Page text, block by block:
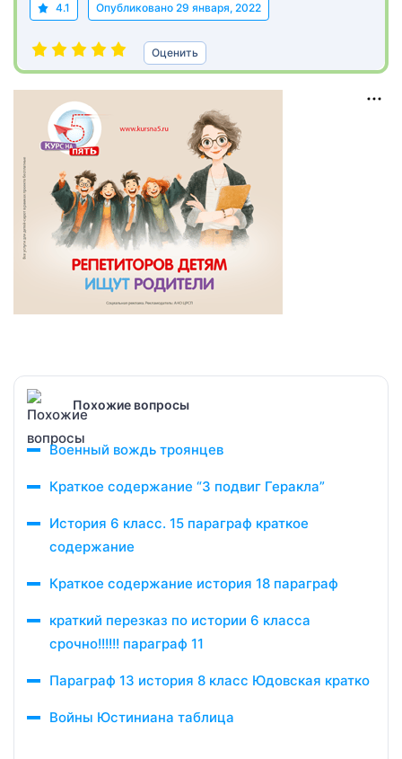
4.1 Опубликовано 29 января, 2022
Оценить
Похожие вопросы
Военный вождь троянцев
Краткое содержание “3 подвиг Геракла”
История 6 класс. 15 параграф краткое
содержание
Краткое содержание история 18 параграф
краткий перезказ по истории 6 класса
срочно!!!!!! параграф 11
Параграф 13 история 8 класс Юдовская кратко
Войны Юстиниана таблица